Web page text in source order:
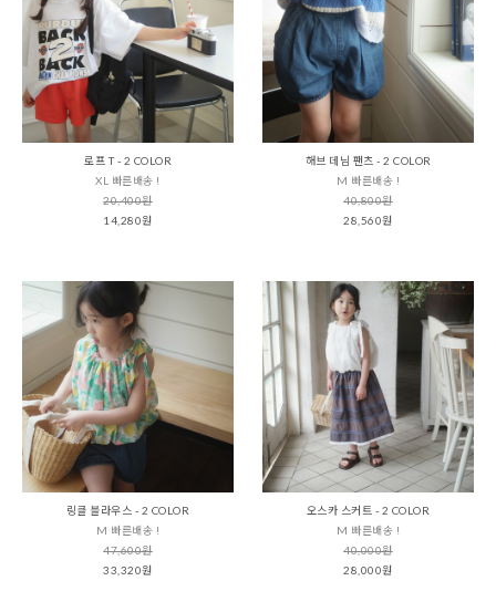
로프 T - 2 COLOR
XL 빠른배송 !
20,400원
14,280원
해브 데님 팬츠 - 2 COLOR
M 빠른배송 !
40,800원
28,560원
링클 블라우스 - 2 COLOR
M 빠른배송 !
47,600원
33,320원
오스카 스커트 - 2 COLOR
M 빠른배송 !
40,000원
28,000원